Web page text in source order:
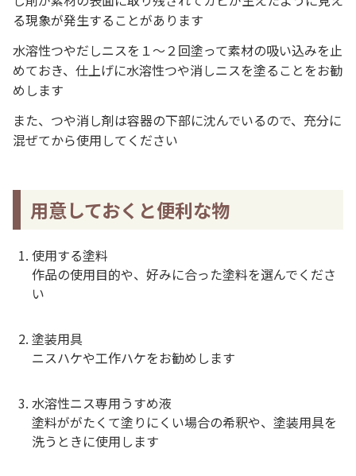
る現象が発生することがあります
水溶性つやだしニスを１～２回塗って素材の吸い込みを止
めておき、仕上げに水溶性つや消しニスを塗ることをお勧
めします
また、つや消し剤は容器の下部に沈んでいるので、充分に
混ぜてから使用してください
用意しておくと便利な物
使用する塗料
作品の使用目的や、好みに合った塗料を選んでくださ
い
塗装用具
ニスハケや工作ハケをお勧めします
水溶性ニス専用うすめ液
塗料ががたくて塗りにくい場合の希釈や、塗装用具を
洗うときに使用します